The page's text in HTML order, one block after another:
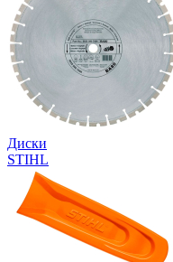
Диски
STIHL